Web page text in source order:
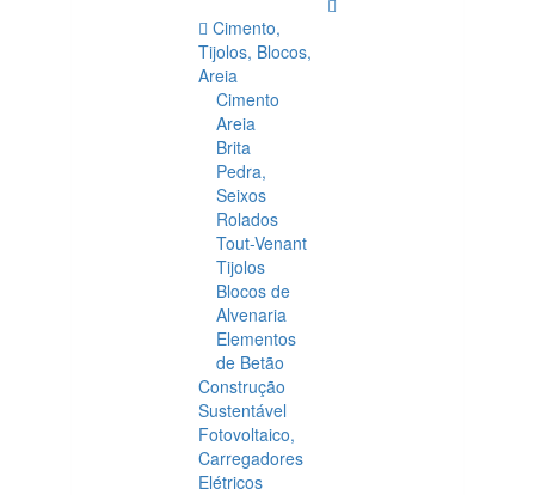
Cimento,
Tijolos, Blocos,
Areia
Cimento
Areia
Brita
Pedra,
Seixos
Rolados
Tout-Venant
Tijolos
Blocos de
Alvenaria
Elementos
de Betão
Construção
Sustentável
Fotovoltaico,
Carregadores
Elétricos